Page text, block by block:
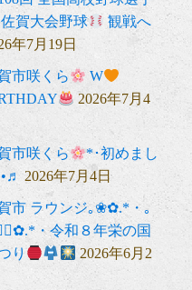
賀大会野球
観戦へ
年7月19日
市咲くら
W
2026年7月4
市咲くら
*･初めまし
2026年7月4日
市 ラウンジ｡❀✿.*・｡
・令和８年栄の国
り
2026年6月2